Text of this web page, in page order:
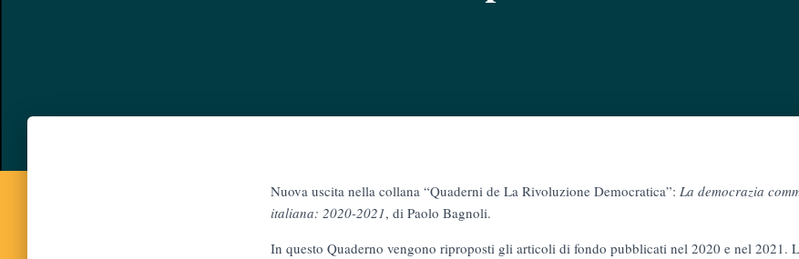
Nuova uscita nella collana “Quaderni de La Rivoluzione Democratica”: La democrazia
italiana: 2020-2021, di Paolo Bagnoli.
In questo Quaderno vengono riproposti gli articoli di fondo pubblicati nel 2020 e nel 2021.